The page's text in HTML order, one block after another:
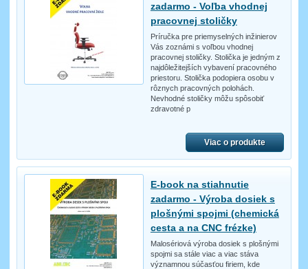
zadarmo - Voľba vhodnej
pracovnej stoličky
Príručka pre priemyselných inžinierov
Vás zoznámi s voľbou vhodnej
pracovnej stoličky. Stolička je jedným z
najdôležitejších vybavení pracovného
priestoru. Stolička podopiera osobu v
rôznych pracovných polohách.
Nevhodné stoličky môžu spôsobiť
zdravotné p
Viac o produkte
E-book na stiahnutie
zadarmo - Výroba dosiek s
plošnými spojmi (chemická
cesta a na CNC frézke)
Malosériová výroba dosiek s plošnými
spojmi sa stále viac a viac stáva
významnou súčasťou firiem, kde